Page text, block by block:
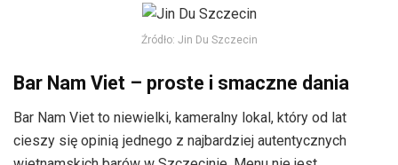
Źródło: Jin Du Szczecin
Bar Nam Viet – proste i smaczne dania
Bar Nam Viet to niewielki, kameralny lokal, który od lat
cieszy się opinią jednego z najbardziej autentycznych